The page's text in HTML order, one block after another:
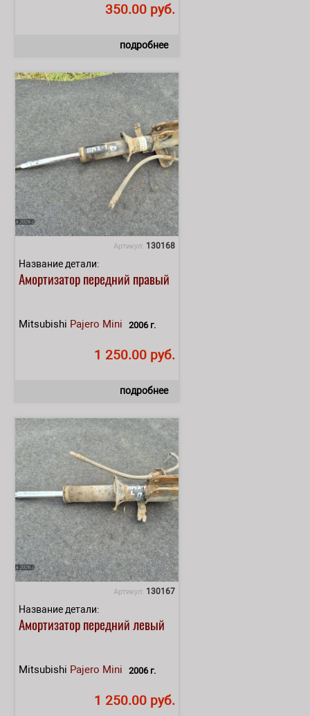
350.00 руб.
подробнее
Артикул: 130168
Название детали:
Амортизатор передний правый
Mitsubishi Pajero Mini 2006 г.
1 250.00 руб.
подробнее
Артикул: 130167
Название детали:
Амортизатор передний левый
Mitsubishi Pajero Mini 2006 г.
1 250.00 руб.